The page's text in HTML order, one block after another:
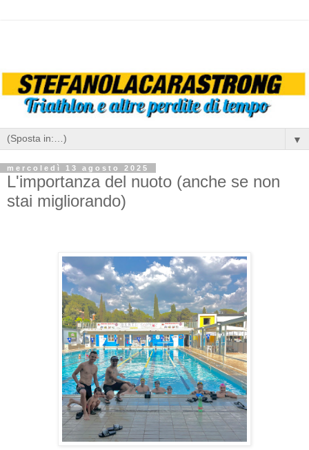
▼
mercoledì 13 agosto 2025
L'importanza del nuoto (anche se non
stai migliorando)